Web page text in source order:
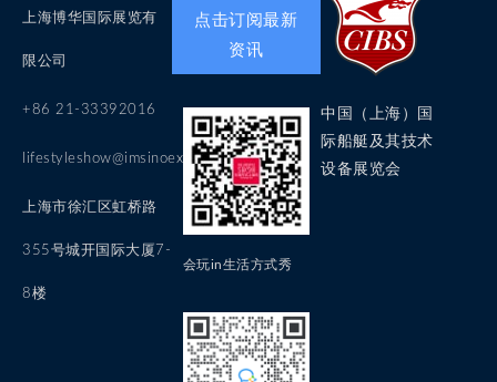
上海博华国际展览有
限公司
+86 21-33392016
lifestyleshow@imsinoexpo.com
上海市徐汇区虹桥路
355号城开国际大厦7-
8楼
点击订阅最新
资讯
会玩in生活方式秀
中国（上海）国
际船艇及其技术
设备展览会